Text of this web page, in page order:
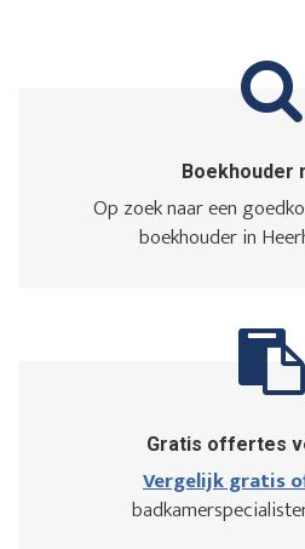
Boekhouder
Op zoek naar een
boekhouder in
Gratis offertes
Vergelijk gratis